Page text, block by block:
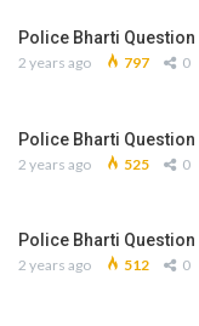
Police Bharti
2 years ago 797 0
Police Bharti
2 years ago 525 0
Police Bharti
2 years ago 512 0